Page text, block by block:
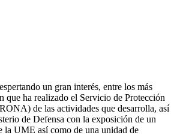
un gran interés, entre los más
que ha realizado el Servicio de Protección
de las actividades que desarrolla, así
de Defensa con la exposición de un
la UME así como de una unidad de